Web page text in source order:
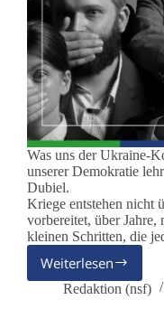
Was uns der Ukraine-
unserer Demokratie
Dubiel.
Kriege entstehen nicht
vorbereitet, über Jahre,
kleinen Schritten, die
Weiterlesen
Wer
schweigt,
Redaktion (nsf)